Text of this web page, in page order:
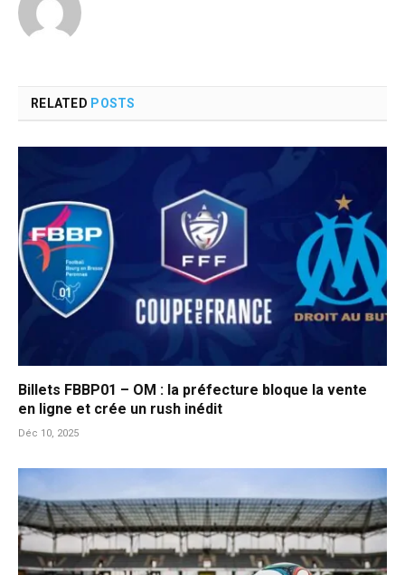
RELATED POSTS
Billets FBBP01 – OM : la préfecture bloque la vente
en ligne et crée un rush inédit
Déc 10, 2025